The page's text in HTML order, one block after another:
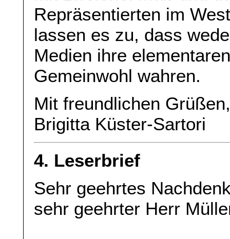
Repräsentierten im
lassen es zu, dass
Medien ihre
Gemeinwohl wahren.
Mit freundlichen
Brigitta Küster-Sartori
4. Leserbrief
Sehr geehrtes
sehr geehrter Herr